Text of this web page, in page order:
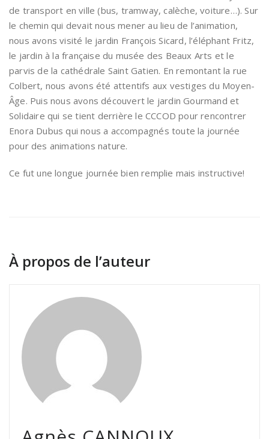
de transport en ville (bus, tramway, calèche, voiture…). Sur
le chemin qui devait nous mener au lieu de l’animation,
nous avons visité le jardin François Sicard, l’éléphant Fritz,
le jardin à la française du musée des Beaux Arts et le
parvis de la cathédrale Saint Gatien. En remontant la rue
Colbert, nous avons été attentifs aux vestiges du Moyen-
Âge. Puis nous avons découvert le jardin Gourmand et
Solidaire qui se tient derrière le CCCOD pour rencontrer
Enora Dubus qui nous a accompagnés toute la journée
pour des animations nature.
Ce fut une longue journée bien remplie mais instructive!
À propos de l’auteur